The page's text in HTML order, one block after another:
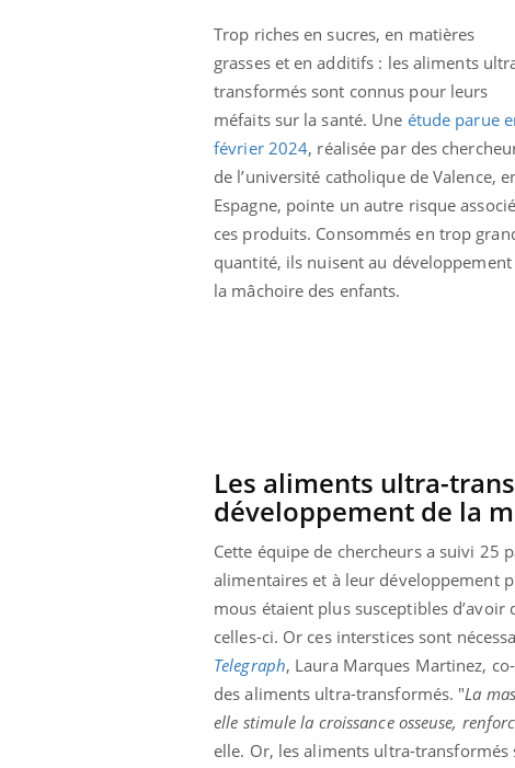
Trop riches en sucres, en matières
grasses et en additifs : les aliments
transformés sont connus pour leurs
méfaits sur la santé. Une étude parue
février 2024, réalisée par des
de l’université catholique de Valence,
Espagne, pointe un autre risque
ces produits. Consommés en trop
quantité, ils nuisent au développement
la mâchoire des enfants.
Les aliments ultra-
développement de la
Cette équipe de chercheurs a suivi 25
alimentaires et à leur développement
mous étaient plus susceptibles
celles-ci. Or ces interstices sont
Telegraph, Laura Marques Martinez,
des aliments ultra-transformés. "La
elle stimule la croissance osseuse,
elle. Or, les aliments ultra-
Il y a des sujets qui sont faciles à aborder...
d'autres non ! D'un côté, poser des
questions sur la maladie d'un proche c'est